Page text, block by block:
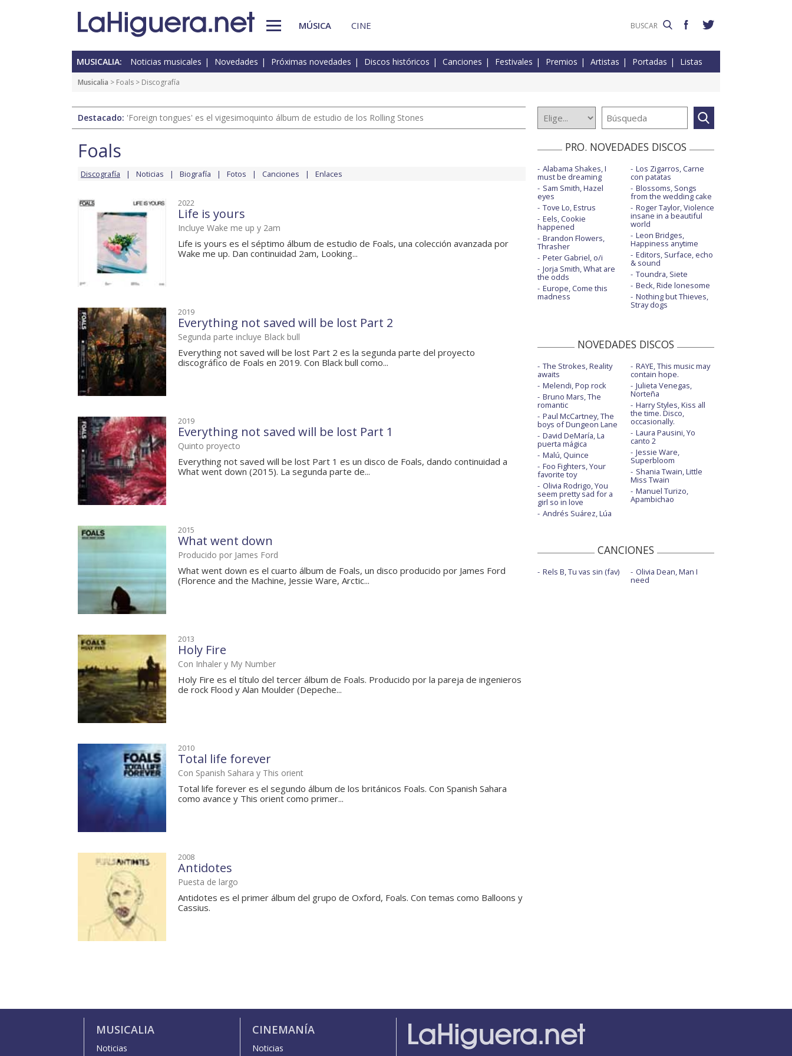
MÚSICA CINE
MUSICALIA: Noticias musicales Novedades Próximas novedades Discos históricos Canciones Festivales Premios Artistas Portadas Listas
Musicalia > Foals > Discografía
Destacado: 'Foreign tongues' es el vigesimoquinto álbum de estudio de los Rolling Stones
Foals
Discografía Noticias Biografía Fotos Canciones Enlaces
2022
Life is yours
Incluye Wake me up y 2am
Life is yours es el séptimo álbum de estudio de Foals, una colección avanzada por
Wake me up. Dan continuidad 2am, Looking...
2019
Everything not saved will be lost Part 2
Segunda parte incluye Black bull
Everything not saved will be lost Part 2 es la segunda parte del proyecto
discográfico de Foals en 2019. Con Black bull como...
2019
Everything not saved will be lost Part 1
Quinto proyecto
Everything not saved will be lost Part 1 es un disco de Foals, dando continuidad a
What went down (2015). La segunda parte de...
2015
What went down
Producido por James Ford
What went down es el cuarto álbum de Foals, un disco producido por James Ford
(Florence and the Machine, Jessie Ware, Arctic...
2013
Holy Fire
Con Inhaler y My Number
Holy Fire es el título del tercer álbum de Foals. Producido por la pareja de ingenieros
de rock Flood y Alan Moulder (Depeche...
2010
Total life forever
Con Spanish Sahara y This orient
Total life forever es el segundo álbum de los británicos Foals. Con Spanish Sahara
como avance y This orient como primer...
2008
Antidotes
Puesta de largo
Antidotes es el primer álbum del grupo de Oxford, Foals. Con temas como Balloons y
Cassius.
PRO. NOVEDADES DISCOS
Alabama Shakes, I
must be dreaming
Sam Smith, Hazel
eyes
Tove Lo, Estrus
Eels, Cookie
happened
Brandon Flowers,
Thrasher
Peter Gabriel, o/i
Jorja Smith, What are
the odds
Europe, Come this
madness
Los Zigarros, Carne
con patatas
Blossoms, Songs
from the wedding cake
Roger Taylor, Violence
insane in a beautiful
world
Leon Bridges,
Happiness anytime
Editors, Surface, echo
& sound
Toundra, Siete
Beck, Ride lonesome
Nothing but Thieves,
Stray dogs
NOVEDADES DISCOS
The Strokes, Reality
awaits
Melendi, Pop rock
Bruno Mars, The
romantic
Paul McCartney, The
boys of Dungeon Lane
David DeMaría, La
puerta mágica
Malú, Quince
Foo Fighters, Your
favorite toy
Olivia Rodrigo, You
seem pretty sad for a
girl so in love
Andrés Suárez, Lúa
RAYE, This music may
contain hope.
Julieta Venegas,
Norteña
Harry Styles, Kiss all
the time. Disco,
occasionally.
Laura Pausini, Yo
canto 2
Jessie Ware,
Superbloom
Shania Twain, Little
Miss Twain
Manuel Turizo,
Apambichao
CANCIONES
Rels B, Tu vas sin (fav) Olivia Dean, Man I
need
MUSICALIA
Noticias
CINEMANÍA
Noticias